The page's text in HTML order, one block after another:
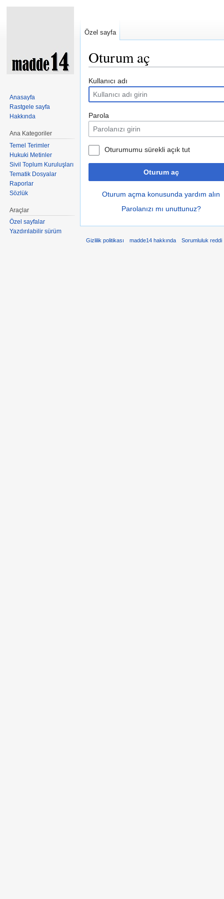
Oturum aç
Kullanıcı adı
Parola
Oturumumu sürekli açık tut
Oturum aç
Oturum açma konusunda yardım alın
Parolanızı mı unuttunuz?
Özel sayfa
Anasayfa
Rastgele sayfa
Hakkında
Ana Kategoriler
Temel Terimler
Hukuki Metinler
Sivil Toplum Kuruluşları
Tematik Dosyalar
Raporlar
Sözlük
Araçlar
Özel sayfalar
Yazdırılabilir sürüm
Gizlilik politikası madde14 hakkında Sorumluluk reddi